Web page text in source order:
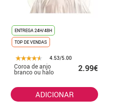
ENTREGA 24H/48H
TOP DE VENDAS
4.53/5.00
Coroa de anjo
branco ou halo 2.99€
ADICIONAR